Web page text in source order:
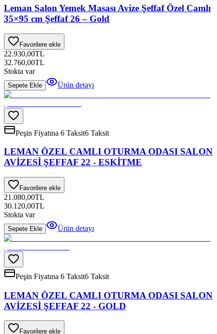
Leman Salon Yemek Masası Avize Şeffaf Özel Camlı
35×95 cm Şeffaf 26 – Gold
Favorilere ekle
22.930,00TL
32.760,00TL
Stokta var
Sepete Ekle Ürün detayı
Peşin Fiyatına 6 Taksit6 Taksit
LEMAN ÖZEL CAMLI OTURMA ODASI SALON
AVİZESİ ŞEFFAF 22 - ESKİTME
Favorilere ekle
21.080,00TL
30.120,00TL
Stokta var
Sepete Ekle Ürün detayı
Peşin Fiyatına 6 Taksit6 Taksit
LEMAN ÖZEL CAMLI OTURMA ODASI SALON
AVİZESİ ŞEFFAF 22 - GOLD
Favorilere ekle